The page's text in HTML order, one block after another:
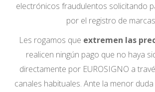
electrónicos fraudulentos solicitando
por el registro de
Les rogamos que extremen las
realicen ningún pago que no haya
directamente por EUROSIGNO a
canales habituales. Ante la menor